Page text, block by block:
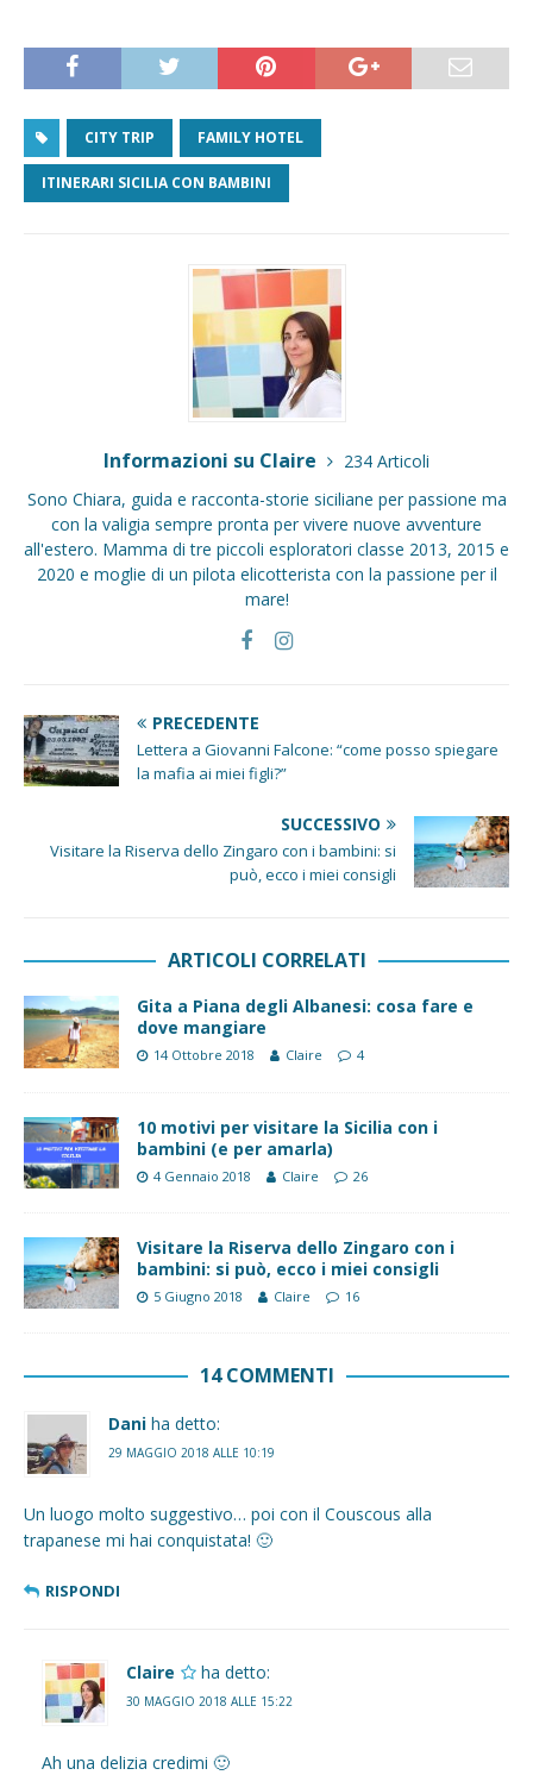
CITY TRIP FAMILY HOTEL
ITINERARI SICILIA CON BAMBINI
Informazioni su Claire
234 Articoli
Sono Chiara, guida e racconta-storie siciliane per passione ma
con la valigia sempre pronta per vivere nuove avventure
all'estero. Mamma di tre piccoli esploratori classe 2013, 2015 e
2020 e moglie di un pilota elicotterista con la passione per il
mare!
PRECEDENTE
Lettera a Giovanni Falcone: “come posso spiegare
la mafia ai miei figli?”
SUCCESSIVO
Visitare la Riserva dello Zingaro con i bambini: si
può, ecco i miei consigli
ARTICOLI CORRELATI
Gita a Piana degli Albanesi: cosa fare e
dove mangiare
14 Ottobre 2018 Claire 4
10 motivi per visitare la Sicilia con i
bambini (e per amarla)
4 Gennaio 2018 Claire 26
Visitare la Riserva dello Zingaro con i
bambini: si può, ecco i miei consigli
5 Giugno 2018 Claire 16
14 COMMENTI
Dani ha detto:
29 MAGGIO 2018 ALLE 10:19
Un luogo molto suggestivo… poi con il Couscous alla
trapanese mi hai conquistata! 🙂
RISPONDI
Claire ha detto:
30 MAGGIO 2018 ALLE 15:22
Ah una delizia credimi 🙂